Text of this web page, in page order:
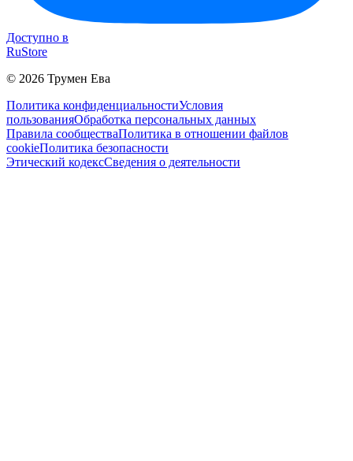
Доступно в
RuStore
© 2026 Трумен Ева
Политика конфиденциальностиУсловия
пользованияОбработка персональных данных
Правила сообществаПолитика в отношении файлов
cookieПолитика безопасности
Этический кодексСведения о деятельности